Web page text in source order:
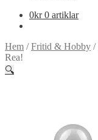
0kr 0 artiklar
Hem /Fritid & Hobby /
Rea!
🔍